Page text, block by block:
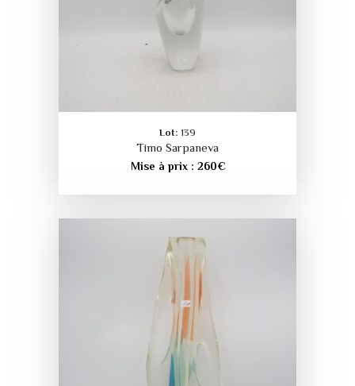
Lot: 139
Timo Sarpaneva
Mise à prix : 260€